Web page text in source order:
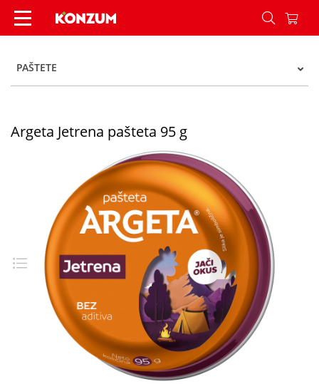
Argeta Jetrena pašteta 95 g - Konzum
PAŠTETE
Argeta Jetrena pašteta 95 g